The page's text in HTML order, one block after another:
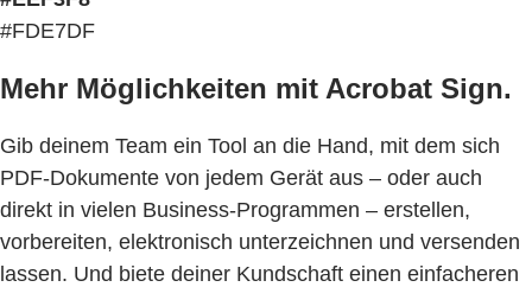
#FDE7DF
Mehr Möglichkeiten mit Acrobat Sign.
Gib deinem Team ein Tool an die Hand, mit dem sich
PDF-Dokumente von jedem Gerät aus – oder auch
direkt in vielen Business-Programmen – erstellen,
vorbereiten, elektronisch unterzeichnen und versenden
lassen. Und biete deiner Kundschaft einen einfacheren